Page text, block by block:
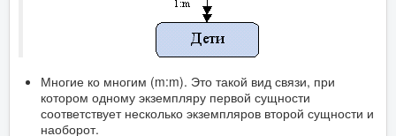
Многие ко многим (m:m). Это такой вид связи, при
котором одному экземпляру первой сущности
соответствует несколько экземпляров второй сущности и
наоборот.